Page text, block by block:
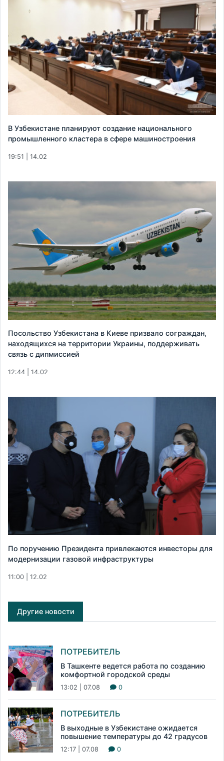
В Узбекистане планируют создание национального
промышленного кластера в сфере машиностроения
19:51 | 14.02
Посольство Узбекистана в Киеве призвало сограждан,
находящихся на территории Украины, поддерживать
связь с дипмиссией
12:44 | 14.02
По поручению Президента привлекаются инвесторы для
модернизации газовой инфраструктуры
11:00 | 12.02
Другие новости
ПОТРЕБИТЕЛЬ
В Ташкенте ведется работа по созданию
комфортной городской среды
13:02 | 07.08 0
ПОТРЕБИТЕЛЬ
В выходные в Узбекистане ожидается
повышение температуры до 42 градусов
12:17 | 07.08 0